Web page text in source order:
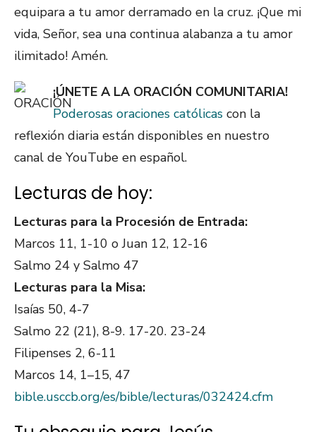
equipara a tu amor derramado en la cruz. ¡Que mi
vida, Señor, sea una continua alabanza a tu amor
ilimitado! Amén.
¡ÚNETE A LA ORACIÓN COMUNITARIA!
Poderosas oraciones católicas con la
reflexión diaria están disponibles en nuestro
canal de YouTube en español.
Lecturas de hoy:
Lecturas para la Procesión de Entrada:
Marcos 11, 1-10 o Juan 12, 12-16
Salmo 24 y Salmo 47
Lecturas para la Misa:
Isaías 50, 4-7
Salmo 22 (21), 8-9. 17-20. 23-24
Filipenses 2, 6-11
Marcos 14, 1–15, 47
bible.usccb.org/es/bible/lecturas/032424.cfm